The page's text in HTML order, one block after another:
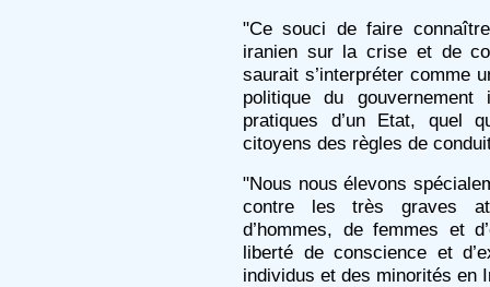
"Ce souci de faire
iranien sur la crise et de
saurait s’interpréter comme
politique du
pratiques d’un Etat, quel
citoyens des règles de
"Nous nous élevons
contre les très graves
d’hommes, de femmes et
liberté de conscience et
individus et des minorités en